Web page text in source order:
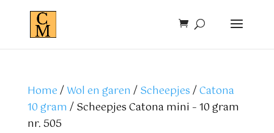
Home/Wol en garen /Scheepjes/Catona
10 gram / Scheepjes Catona mini – 10 gram
nr. 505